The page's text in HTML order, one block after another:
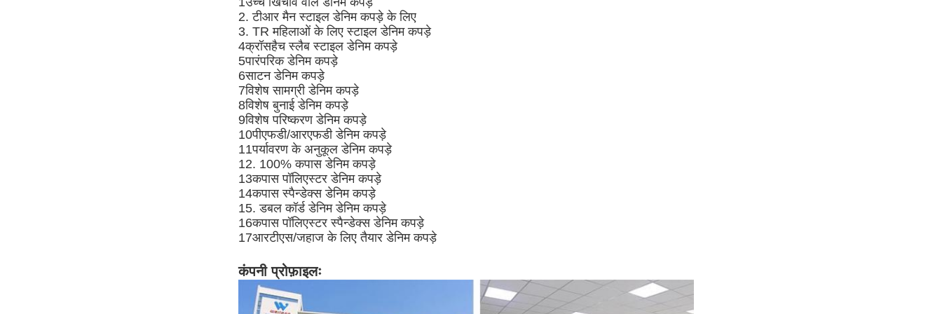
2. टीआर मैन स्टाइल डेनिम कपड़े के लिए
3. TR महिलाओं के लिए स्टाइल डेनिम कपड़े
4क्रॉसहैच स्लैब स्टाइल डेनिम कपड़े
5पारंपरिक डेनिम कपड़े
6साटन डेनिम कपड़े
7विशेष सामग्री डेनिम कपड़े
8विशेष बुनाई डेनिम कपड़े
9विशेष परिष्करण डेनिम कपड़े
10पीएफडी/आरएफडी डेनिम कपड़े
11पर्यावरण के अनुकूल डेनिम कपड़े
12. 100% कपास डेनिम कपड़े
13कपास पॉलिएस्टर डेनिम कपड़े
14कपास स्पैन्डेक्स डेनिम कपड़े
15. डबल कॉर्ड डेनिम डेनिम कपड़े
16कपास पॉलिएस्टर स्पैन्डेक्स डेनिम कपड़े
17आरटीएस/जहाज के लिए तैयार डेनिम कपड़े
कंपनी प्रोफ़ाइलः